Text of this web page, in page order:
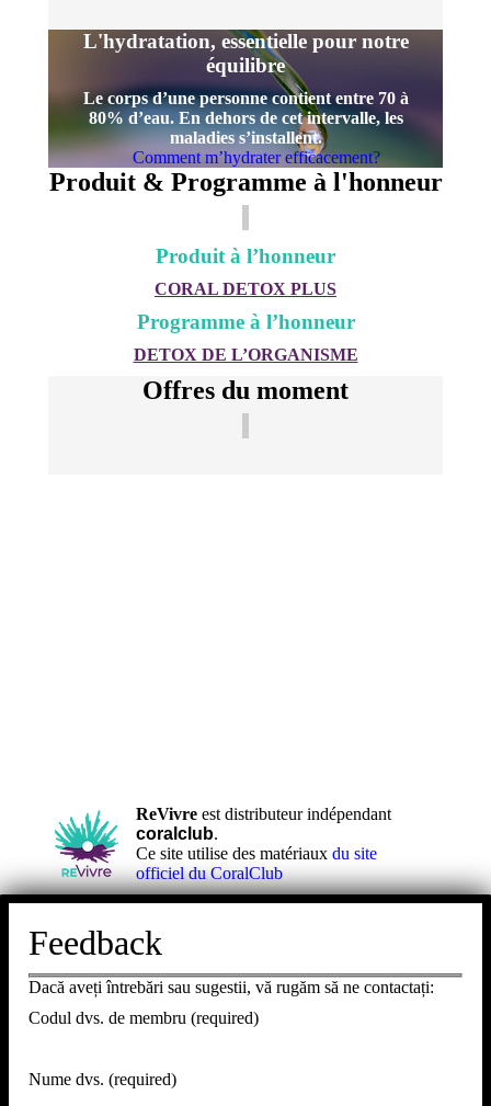
L'hydratation, essentielle pour notre
équilibre
Le corps d’une personne contient entre 70 à
80% d’eau. En dehors de cet intervalle, les
maladies s’installent.
Comment m’hydrater efficacement?
Produit & Programme à l'honneur
Produit à l’honneur
CORAL DETOX PLUS
Programme à l’honneur
DETOX DE L’ORGANISME
Offres du moment
ReVivre est distributeur indépendant
coralclub.
Ce site utilise des matériaux du site
officiel du CoralClub
Feedback
Dacă aveți întrebări sau sugestii, vă rugăm să ne contactați:
Codul dvs. de membru (required)
Nume dvs. (required)